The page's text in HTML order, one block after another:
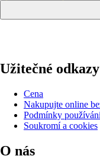
Užitečné odkazy
Cena
Nakupujte online
Podmínky
Soukromí a cookies
O nás